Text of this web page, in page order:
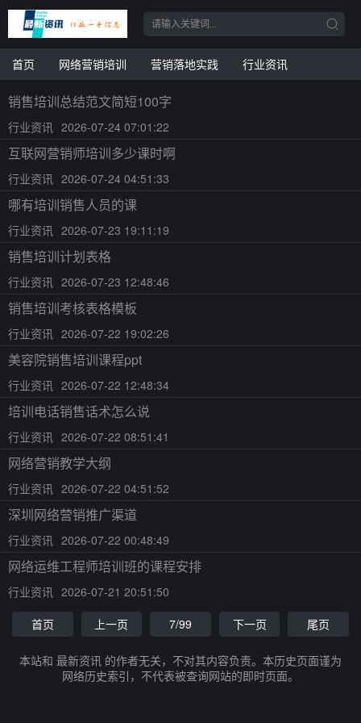
首页 网络营销培训 营销落地实践 行业资讯
销售培训总结范文简短100字
行业资讯 2026-07-24 07:01:22
互联网营销师培训多少课时啊
行业资讯 2026-07-24 04:51:33
哪有培训销售人员的课
行业资讯 2026-07-23 19:11:19
销售培训计划表格
行业资讯 2026-07-23 12:48:46
销售培训考核表格模板
行业资讯 2026-07-22 19:02:26
美容院销售培训课程ppt
行业资讯 2026-07-22 12:48:34
培训电话销售话术怎么说
行业资讯 2026-07-22 08:51:41
网络营销教学大纲
行业资讯 2026-07-22 04:51:52
深圳网络营销推广渠道
行业资讯 2026-07-22 00:48:49
网络运维工程师培训班的课程安排
行业资讯 2026-07-21 20:51:50
首页
上一页 7/99 下一页 尾页
本站和 最新资讯 的作者无关，不对其内容负责。本历史页面谨为
网络历史索引，不代表被查询网站的即时页面。